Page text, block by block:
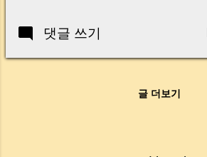
출 안 갚고 도망가면 어떡하죠
사실은 ‘구조’를 몰라서 생기는
서 오늘은 잔금일에 실제로 돈
해야 하는지 중개 실무 기준으
준 마무리 조언
Insights Practical
세차장 중개, 왜
댓글 쓰기
글 더보기